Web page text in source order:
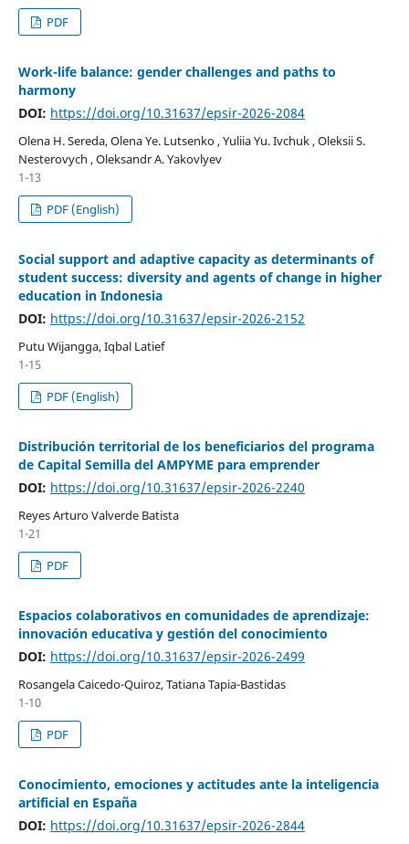
PDF
Work-life balance: gender challenges and paths to
harmony
DOI: https://doi.org/10.31637/epsir-2026-2084
Olena H. Sereda, Оlena Yе. Lutsenko , Yuliia Yu. Ivchuk , Oleksii S.
Nesterovych , Oleksandr A. Yakovlyev
1-13
PDF (English)
Social support and adaptive capacity as determinants of
student success: diversity and agents of change in higher
education in Indonesia
DOI: https://doi.org/10.31637/epsir-2026-2152
Putu Wijangga, Iqbal Latief
1-15
PDF (English)
Distribución territorial de los beneficiarios del programa
de Capital Semilla del AMPYME para emprender
DOI: https://doi.org/10.31637/epsir-2026-2240
Reyes Arturo Valverde Batista
1-21
PDF
Espacios colaborativos en comunidades de aprendizaje:
innovación educativa y gestión del conocimiento
DOI: https://doi.org/10.31637/epsir-2026-2499
Rosangela Caicedo-Quiroz, Tatiana Tapia-Bastidas
1-10
PDF
Conocimiento, emociones y actitudes ante la inteligencia
artificial en España
DOI: https://doi.org/10.31637/epsir-2026-2844